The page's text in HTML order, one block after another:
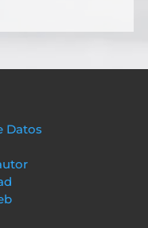
Datos